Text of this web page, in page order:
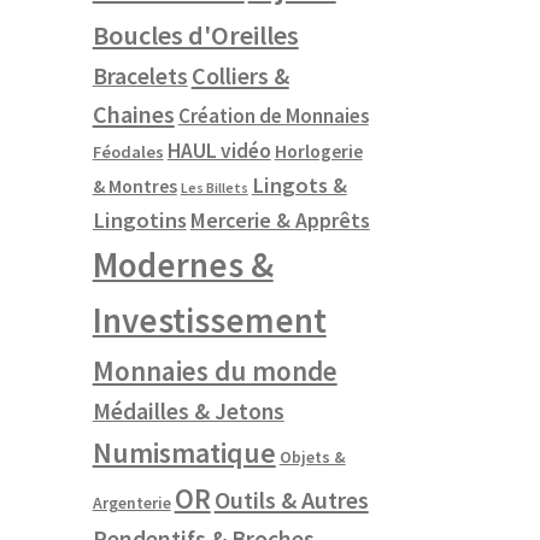
Boucles d'Oreilles
Bracelets Colliers &
Chaines Création de Monnaies
Féodales HAUL vidéo Horlogerie
& Montres Les Billets Lingots &
Lingotins Mercerie & Apprêts
Modernes &
Investissement
Monnaies du monde
Médailles & Jetons
Numismatique Objets &
Argenterie OR Outils & Autres